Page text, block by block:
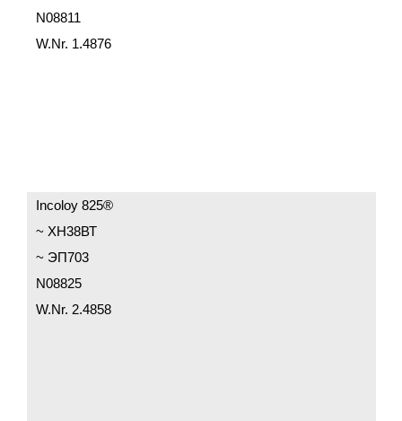
N08811
W.Nr. 1.4876
Incoloy 825®
~ ХН38ВТ
~ ЭП703
N08825
W.Nr. 2.4858